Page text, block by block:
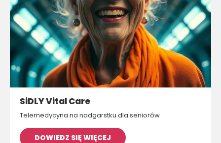
SiDLY Vital Care
Telemedycyna na nadgarstku dla seniorów
DOWIEDZ SIĘ WIĘCEJ